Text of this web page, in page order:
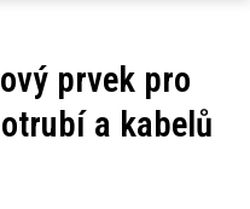
prvek pro
a kabelů